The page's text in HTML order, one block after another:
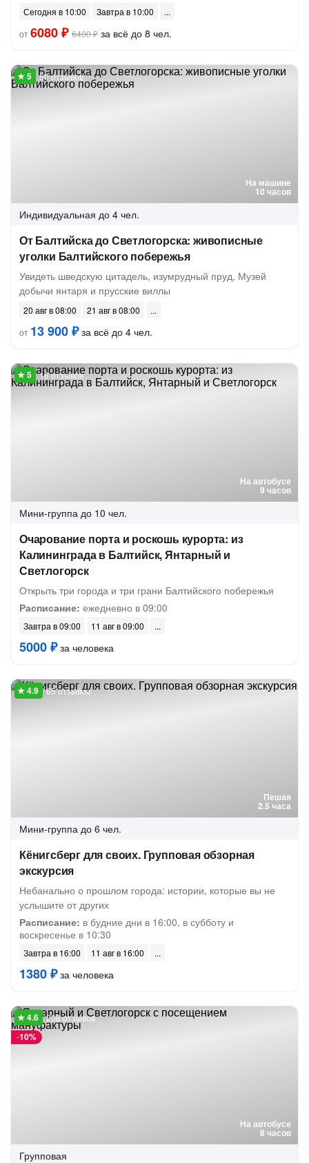
Сегодня в 10:00
Завтра в 10:00
от6080 ₽ 6400 ₽ за всё до 8 чел.
На машине
10 часов
50 отзывов
Индивидуальная до 4 чел.
От Балтийска до Светлогорска: живописные
уголки Балтийского побережья
Увидеть шведскую цитадель, изумрудный пруд, Музей
добычи янтаря и прусские виллы
20 авг в 08:00
21 авг в 08:00
от 13 900 ₽за всё до 4 чел.
На автобусе
9 часов
16 отзывов
Мини-группа до 10 чел.
Очарование порта и роскошь курорта: из
Калининграда в Балтийск, Янтарный и
Светлогорск
Открыть три города и три грани Балтийского побережья
Расписание: ежедневно в 09:00
Завтра в 09:00 11 авг в 09:00
5000 ₽за человека
Пешая
2.5 часа
65 отзывов
Мини-группа до 6 чел.
Кёнигсберг для своих. Групповая обзорная
экскурсия
Небанально о прошлом города: истории, которые вы не
услышите от других
Расписание: в будние дни в 16:00, в субботу и
воскресенье в 10:30
Завтра в 16:00 11 авг в 16:00
1380 ₽за человека
На автобусе
8 часов
-10%
208 отзывов
Групповая